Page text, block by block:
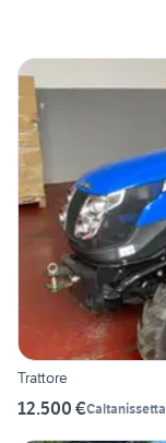
Trattore
12.500 €Caltanissetta